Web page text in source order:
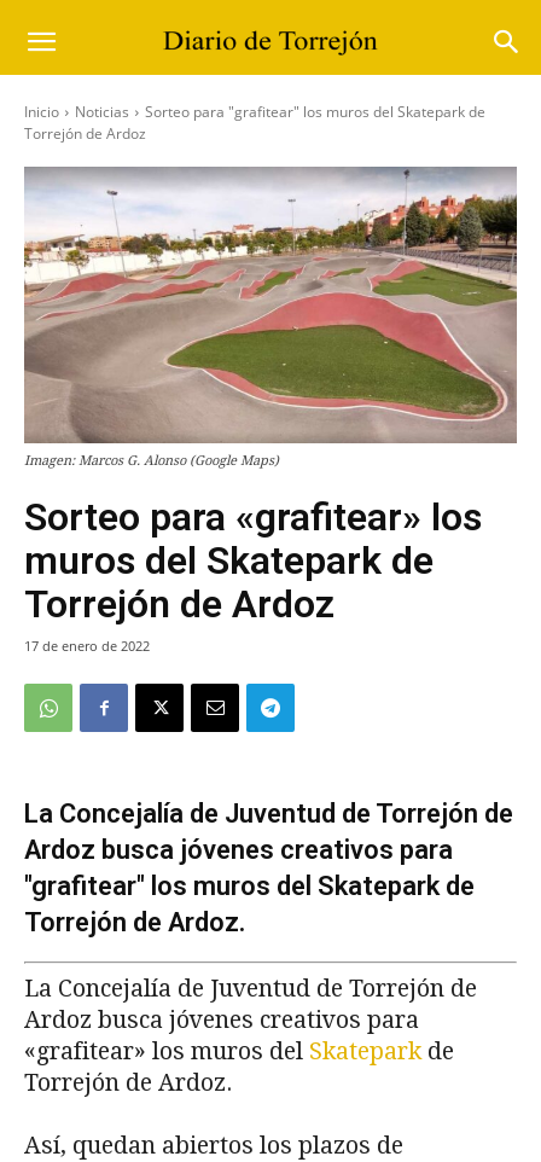
Inicio Noticias
Sorteo para "grafitear" los muros del Skatepark de
Torrejón de Ardoz
Imagen: Marcos G. Alonso (Google Maps)
Sorteo para «grafitear» los
muros del Skatepark de
Torrejón de Ardoz
17 de enero de 2022
La Concejalía de Juventud de Torrejón de
Ardoz busca jóvenes creativos para
"grafitear" los muros del Skatepark de
Torrejón de Ardoz.
La Concejalía de Juventud de Torrejón de
Ardoz busca jóvenes creativos para
«grafitear» los muros del Skateparkde
Torrejón de Ardoz.
Así, quedan abiertos los plazos de